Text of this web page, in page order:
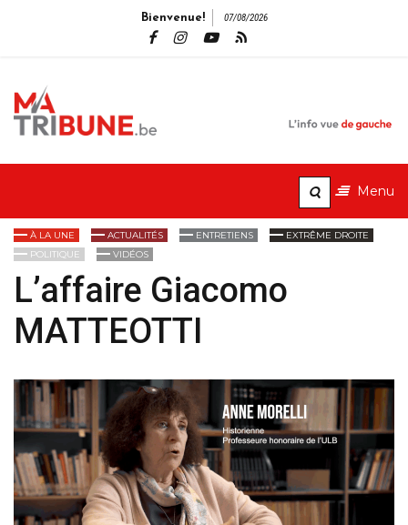
Bienvenue! 07/08/2026
Menu
À LA UNE ACTUALITÉS ENTRETIENS
EXTRÊME DROITE
POLITIQUE
VIDÉOS
L’affaire Giacomo
MATTEOTTI